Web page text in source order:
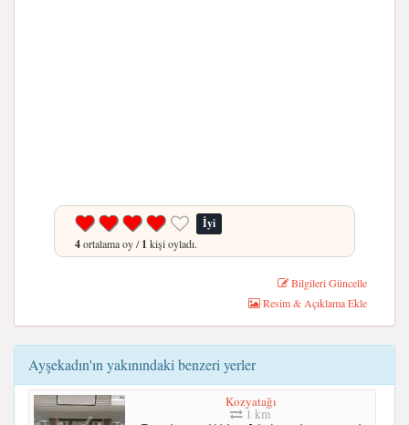
İyi
4ortalama oy /1 kişi oyladı.
Bilgileri Güncelle
Resim & Açıklama Ekle
Ayşekadın'ın yakınındaki benzeri yerler
Kozyatağı
1 km